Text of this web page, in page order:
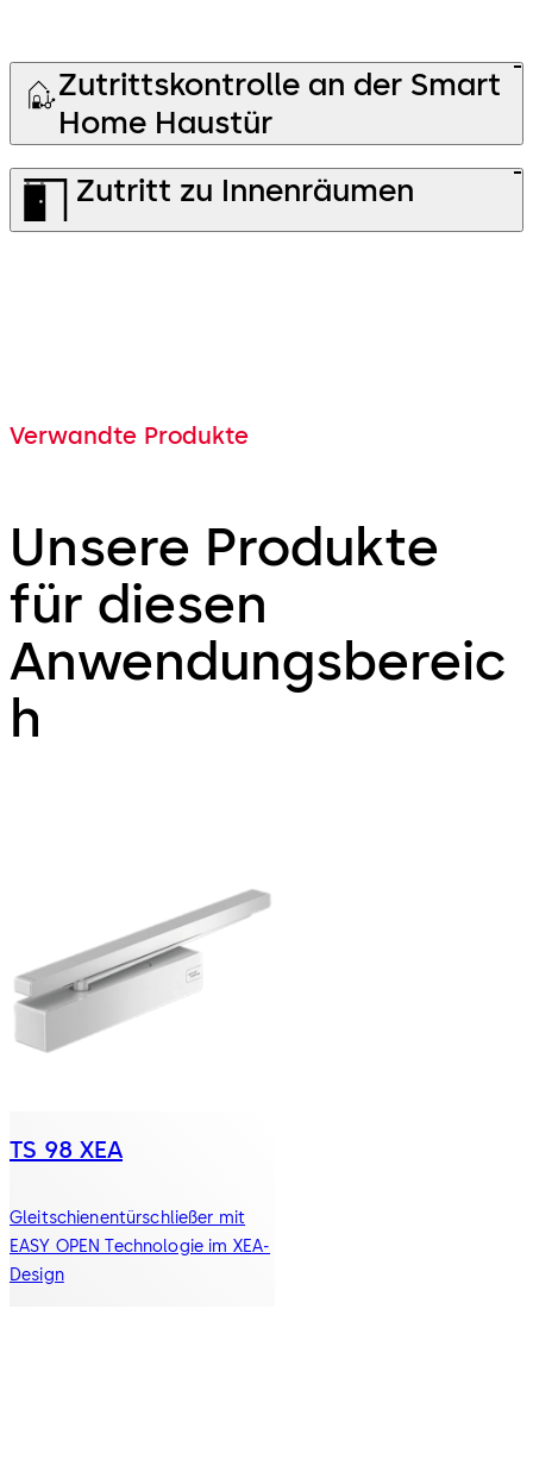
Zutrittskontrolle an der Smart
Home Haustür
Zutritt zu Innenräumen
Verwandte Produkte
Unsere Produkte
für diesen
Anwendungsbereic
h
TS 98 XEA
Gleitschienentürschließer mit
EASY OPEN Technologie im XEA-
Design